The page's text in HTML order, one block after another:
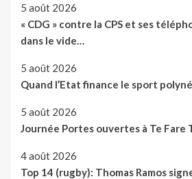
5 août 2026
« CDG » contre la CPS et ses
dans le vide…
5 août 2026
Quand l’Etat finance le sport
5 août 2026
Journée Portes ouvertes à Te Fare
4 août 2026
Top 14 (rugby): Thomas Ramos